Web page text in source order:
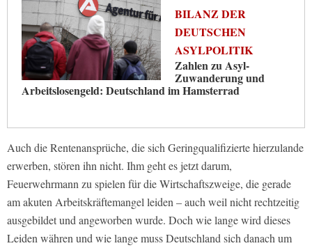
BILANZ DER
DEUTSCHEN
ASYLPOLITIK
Zahlen zu Asyl-
Zuwanderung und
Arbeitslosengeld: Deutschland im Hamsterrad
Auch die Rentenansprüche, die sich Geringqualifizierte hierzulande
erwerben, stören ihn nicht. Ihm geht es jetzt darum,
Feuerwehrmann zu spielen für die Wirtschaftszweige, die gerade
am akuten Arbeitskräftemangel leiden – auch weil nicht rechtzeitig
ausgebildet und angeworben wurde. Doch wie lange wird dieses
Leiden währen und wie lange muss Deutschland sich danach um